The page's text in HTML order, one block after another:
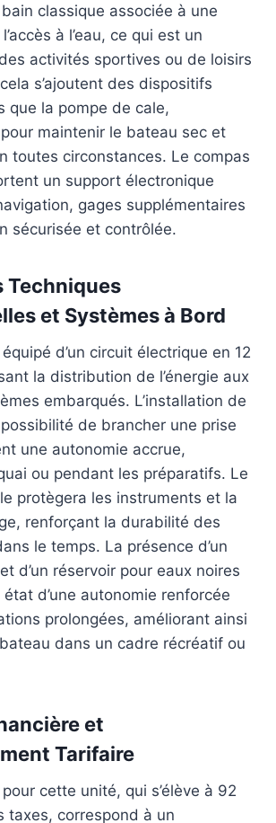
classique associée à une
à l’eau, ce qui est un
activités sportives ou de loisirs
s’ajoutent des dispositifs
que la pompe de cale,
maintenir le bateau sec et
toutes circonstances. Le compas
un support électronique
gages supplémentaires
sécurisée et contrôlée.
Techniques
et Systèmes à Bord
d’un circuit électrique en 12
la distribution de l’énergie aux
embarqués. L’installation de
de brancher une prise
une autonomie accrue,
ou pendant les préparatifs. Le
protègera les instruments et la
renforçant la durabilité des
le temps. La présence d’un
d’un réservoir pour eaux noires
d’une autonomie renforcée
prolongées, améliorant ainsi
dans un cadre récréatif ou
et
Tarifaire
cette unité, qui s’élève à 92
taxes, correspond à un